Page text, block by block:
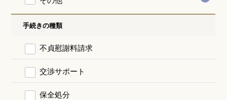
手続きの種類
不貞慰謝料請求
交渉サポート
保全処分